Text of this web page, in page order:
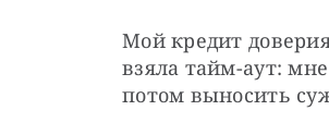
Мой кредит
взяла тайм-аут:
потом выносить